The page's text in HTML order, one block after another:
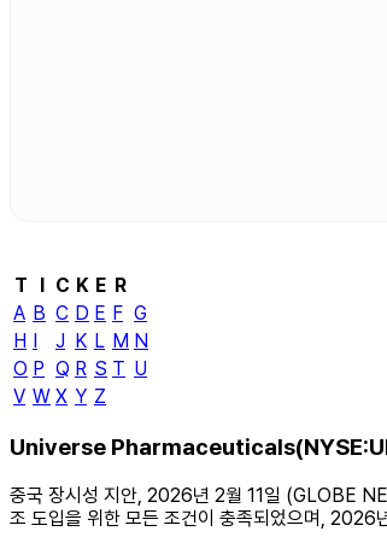
T I C K E R
A B C D E F G
H I J K L M N
O P Q R S T U
V W X Y Z
Universe
중국 장시성 지안, 2026년 2월 11일 (GLOBE
조 도입을 위한 모든 조건이 충족되었으며, 2026